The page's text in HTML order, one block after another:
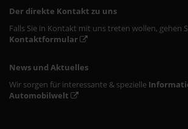
Der direkte Kontakt zu uns
Falls Sie in Kontakt mit uns treten wollen, gehen
Kontaktformular
News und Aktuelles
Wir sorgen für interessante & spezielle
Automobilwelt